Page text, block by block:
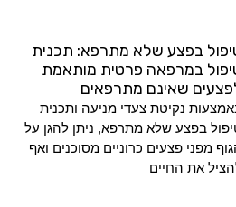
בפצע שלא מתרפא: תכנית
במרפאה פרטית מותאמת
שאינם מתרפאים
נקיטת צעדי מניעה ותכנית
בפצע שלא מתרפא, ניתן להגן על
מפני פצעים כרוניים מסוכנים ואף
את החיים